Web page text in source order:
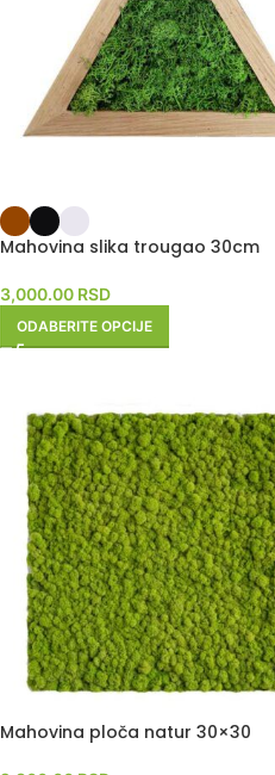
Mahovina slika trougao 30cm
3,000.00 RSD
ODABERITE OPCIJE
Mahovina ploča natur 30×30